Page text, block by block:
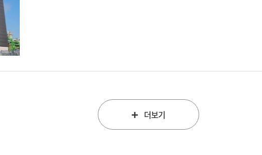
2023-07-28 더보기